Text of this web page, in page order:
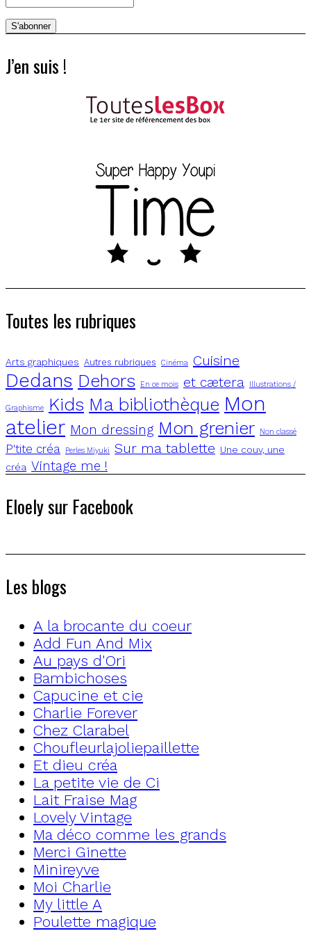
J’en suis !
Toutes les rubriques
Arts graphiques Autres rubriques Cinéma Cuisine
Dedans Dehors En ce mois et cætera Illustrations /
Graphisme Kids Ma bibliothèque Mon
atelier Mon dressing Mon grenier Non classé
P'tite créa Perles Miyuki Sur ma tablette Une couv, une
créa Vintage me !
Eloely sur Facebook
Les blogs
A la brocante du coeur
Add Fun And Mix
Au pays d'Ori
Bambichoses
Capucine et cie
Charlie Forever
Chez Clarabel
Choufleurlajoliepaillette
Et dieu créa
La petite vie de Ci
Lait Fraise Mag
Lovely Vintage
Ma déco comme les grands
Merci Ginette
Minireyve
Moi Charlie
My little A
Poulette magique